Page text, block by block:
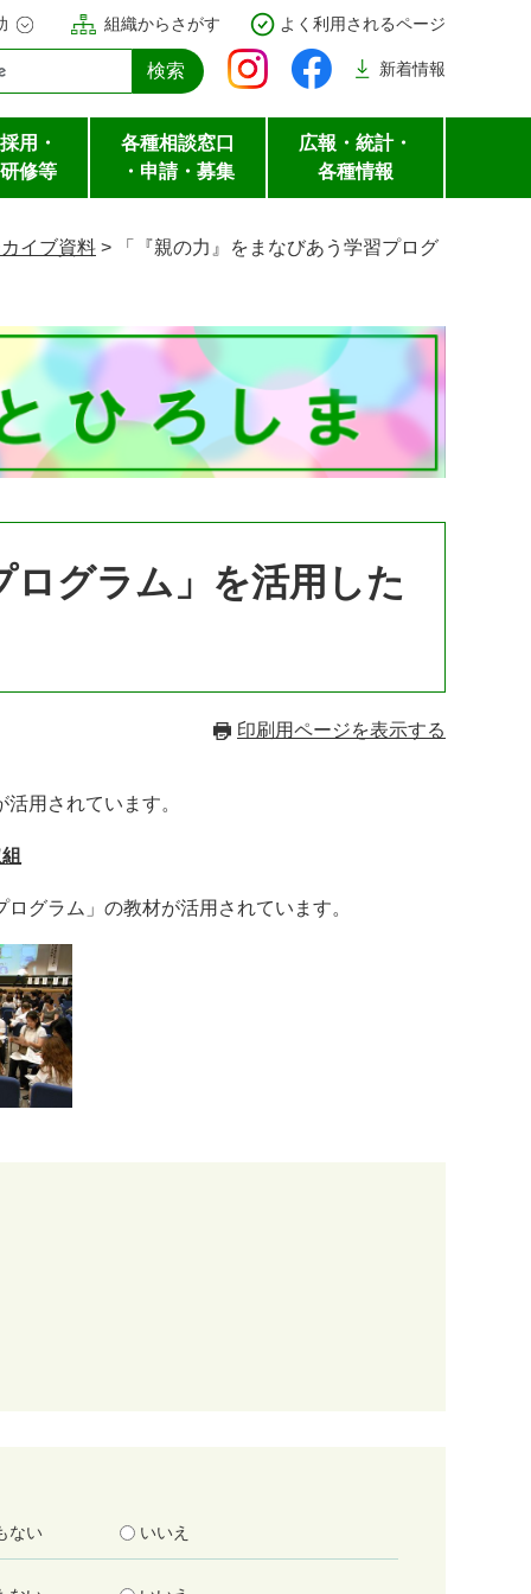
組織からさがす よく利用されるページ
新着情報
用・
修等
各種相談窓口
・申請・募集
広報・統計・
各種情報
イブ資料 >
「『親の力』をまなびあう学習プログ
ログラム」を活用した
印刷用ページを表示する
用されています。
グラム」の教材が活用されています。
ない いいえ